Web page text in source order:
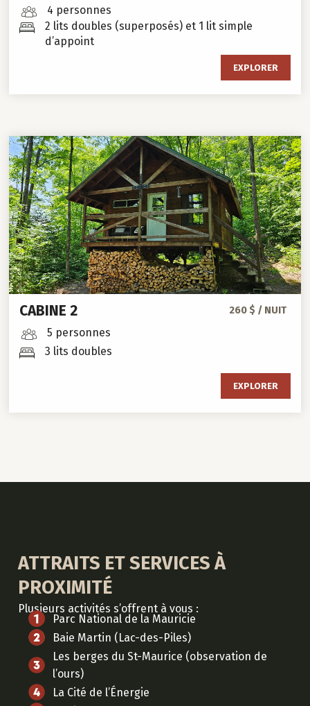
4 personnes
2 lits doubles (superposés) et 1 lit simple
d’appoint
EXPLORER
CABINE 2 260 $ / NUIT
5 personnes
3 lits doubles
EXPLORER
ATTRAITS ET SERVICES À
PROXIMITÉ
Plusieurs activités s’offrent à vous :
Parc National de la Mauricie
Baie Martin (Lac-des-Piles)
Les berges du St-Maurice (observation de
l’ours)
La Cité de l’Énergie